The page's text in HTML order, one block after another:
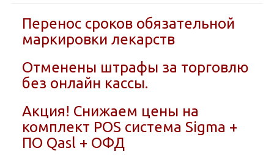
Перенос сроков обязательной
маркировки лекарств
Отменены штрафы за торговлю
без онлайн кассы.
Акция! Снижаем цены на
комплект POS система Sigma +
ПО Qasl + ОФД